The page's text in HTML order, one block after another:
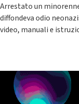
Arrestato un
diffondeva odio
video, manuali e